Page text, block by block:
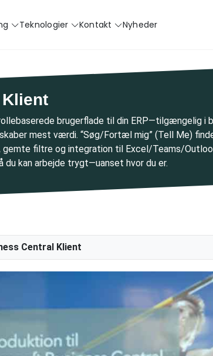
Teknologier Kontakt Nyheder
brugerflade til din ERP—tilgængelig i
skaber mest værdi. “Søg/Fortæl mig” (Tell Me)
filtre og integration til Excel/Teams/
kan arbejde trygt—uanset hvor du er.
Central Klient